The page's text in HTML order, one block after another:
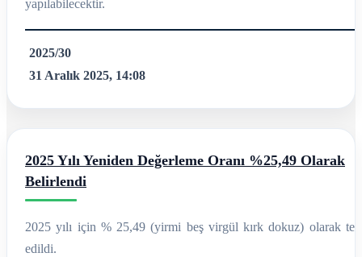
yapılabilecektir.
2025/30
31 Aralık 2025, 14:08
2025 Yılı Yeniden Değerleme Oranı %25,49 Olarak
Belirlendi
2025 yılı için % 25,49 (yirmi beş virgül kırk dokuz) olarak
edildi.